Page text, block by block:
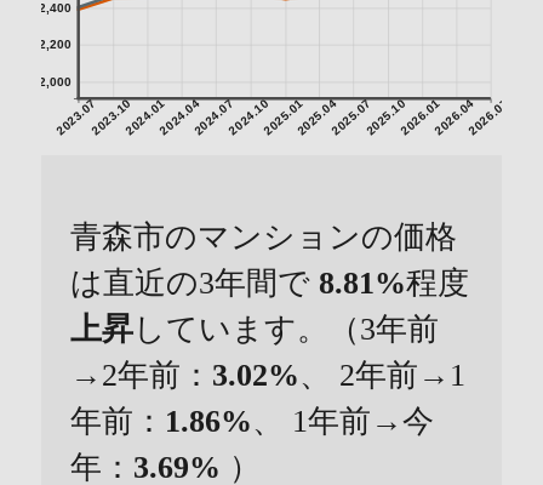
2023.072023.102024.012024.042024.072024.102025.012025.042025.072025.102026.012026.042026.07
2,000
2,200
2,400
青森市のマンションの価格
は直近の3年間で 8.81%程度
上昇しています。（3年前
→2年前： 3.02%、 2年前→1
年前： 1.86%、 1年前→今
年： 3.69% ）